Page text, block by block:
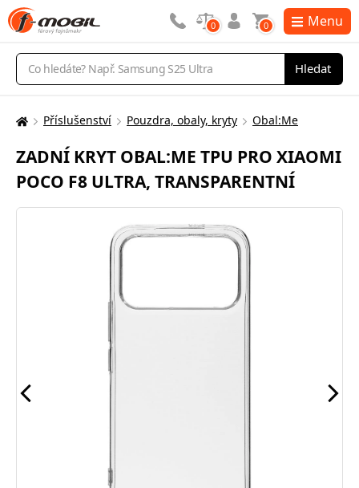
Vyhledávání
Hledat
0 0 Menu
Zde
nacházíte:
Příslušenství Pouzdra, obaly, kryty Obal:Me
ZADNÍ KRYT OBAL:ME TPU PRO XIAOMI
POCO F8 ULTRA, TRANSPARENTNÍ